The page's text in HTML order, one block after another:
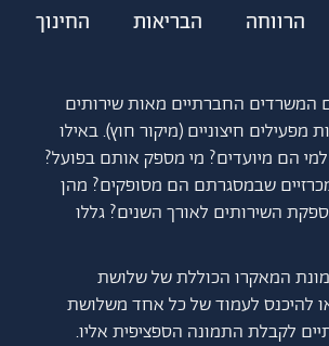
הרווחה
הבריאות
החינוך
המשרדים החברתיים מאות שירותים
מפעילים חיצוניים (מיקור חוץ). באילו
הם מיועדים? מי מספק אותם בפועל?
שבמסגרתם הם מסופקים? מהן
השירותים לאורך השנים? גללו
המאקרו הכוללת של שלושת
להיכנס לעמוד של כל אחד משלושת
לקבלת התמונה הספציפית אליו.